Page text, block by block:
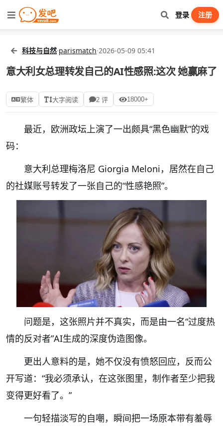
登录 注册
科技与自然·parismatch·2026-05-09 05:41
意大利女总理转发自己的AI性感照:这次 她赢麻了
繁体 大字阅读 2 评 18000+
最近，欧洲政坛上演了一出颇具“黑色幽默”的戏
码：
意大利总理梅洛尼 Giorgia Meloni，居然在自己
的社媒账号转发了一张自己的“性感艳照”。
问题是，这张照片并不真实，而是由一名“过度热
情的反对者”AI生成的深度伪造图像。
更出人意料的是，她不仅没有愤怒回应，反而公
开写道：“我必须承认，在这张图里，制作者至少把我
变得更好看了。”
一句轻描淡写的自嘲，瞬间把一场原本带有羞辱